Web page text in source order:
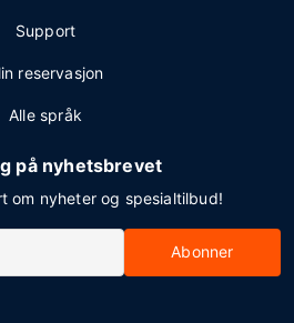
Support
reservasjon
Alle språk
på nyhetsbrevet
om nyheter og spesialtilbud!
Abonner